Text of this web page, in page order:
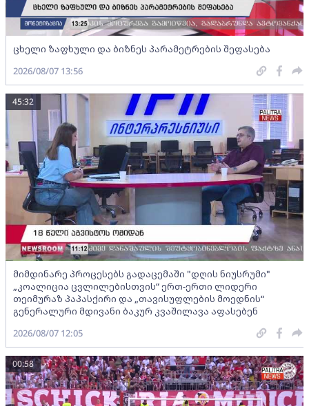
ცხელი ზაფხული და ბიზნეს პარამეტრების შეფასება
2026/08/07 13:56
მიმდინარე პროცესებს გადაცემაში "დღის ნიუსრუმი"
„კოალიცია ცვლილებისთვის“ ერთ-ერთი ლიდერი
თეიმურაზ პაპასქირი და „თავისუფლების მოედნის“
გენერალური მდივანი ბაკურ კვაშილავა აფასებენ
45:32
2026/08/07 12:05
00:58